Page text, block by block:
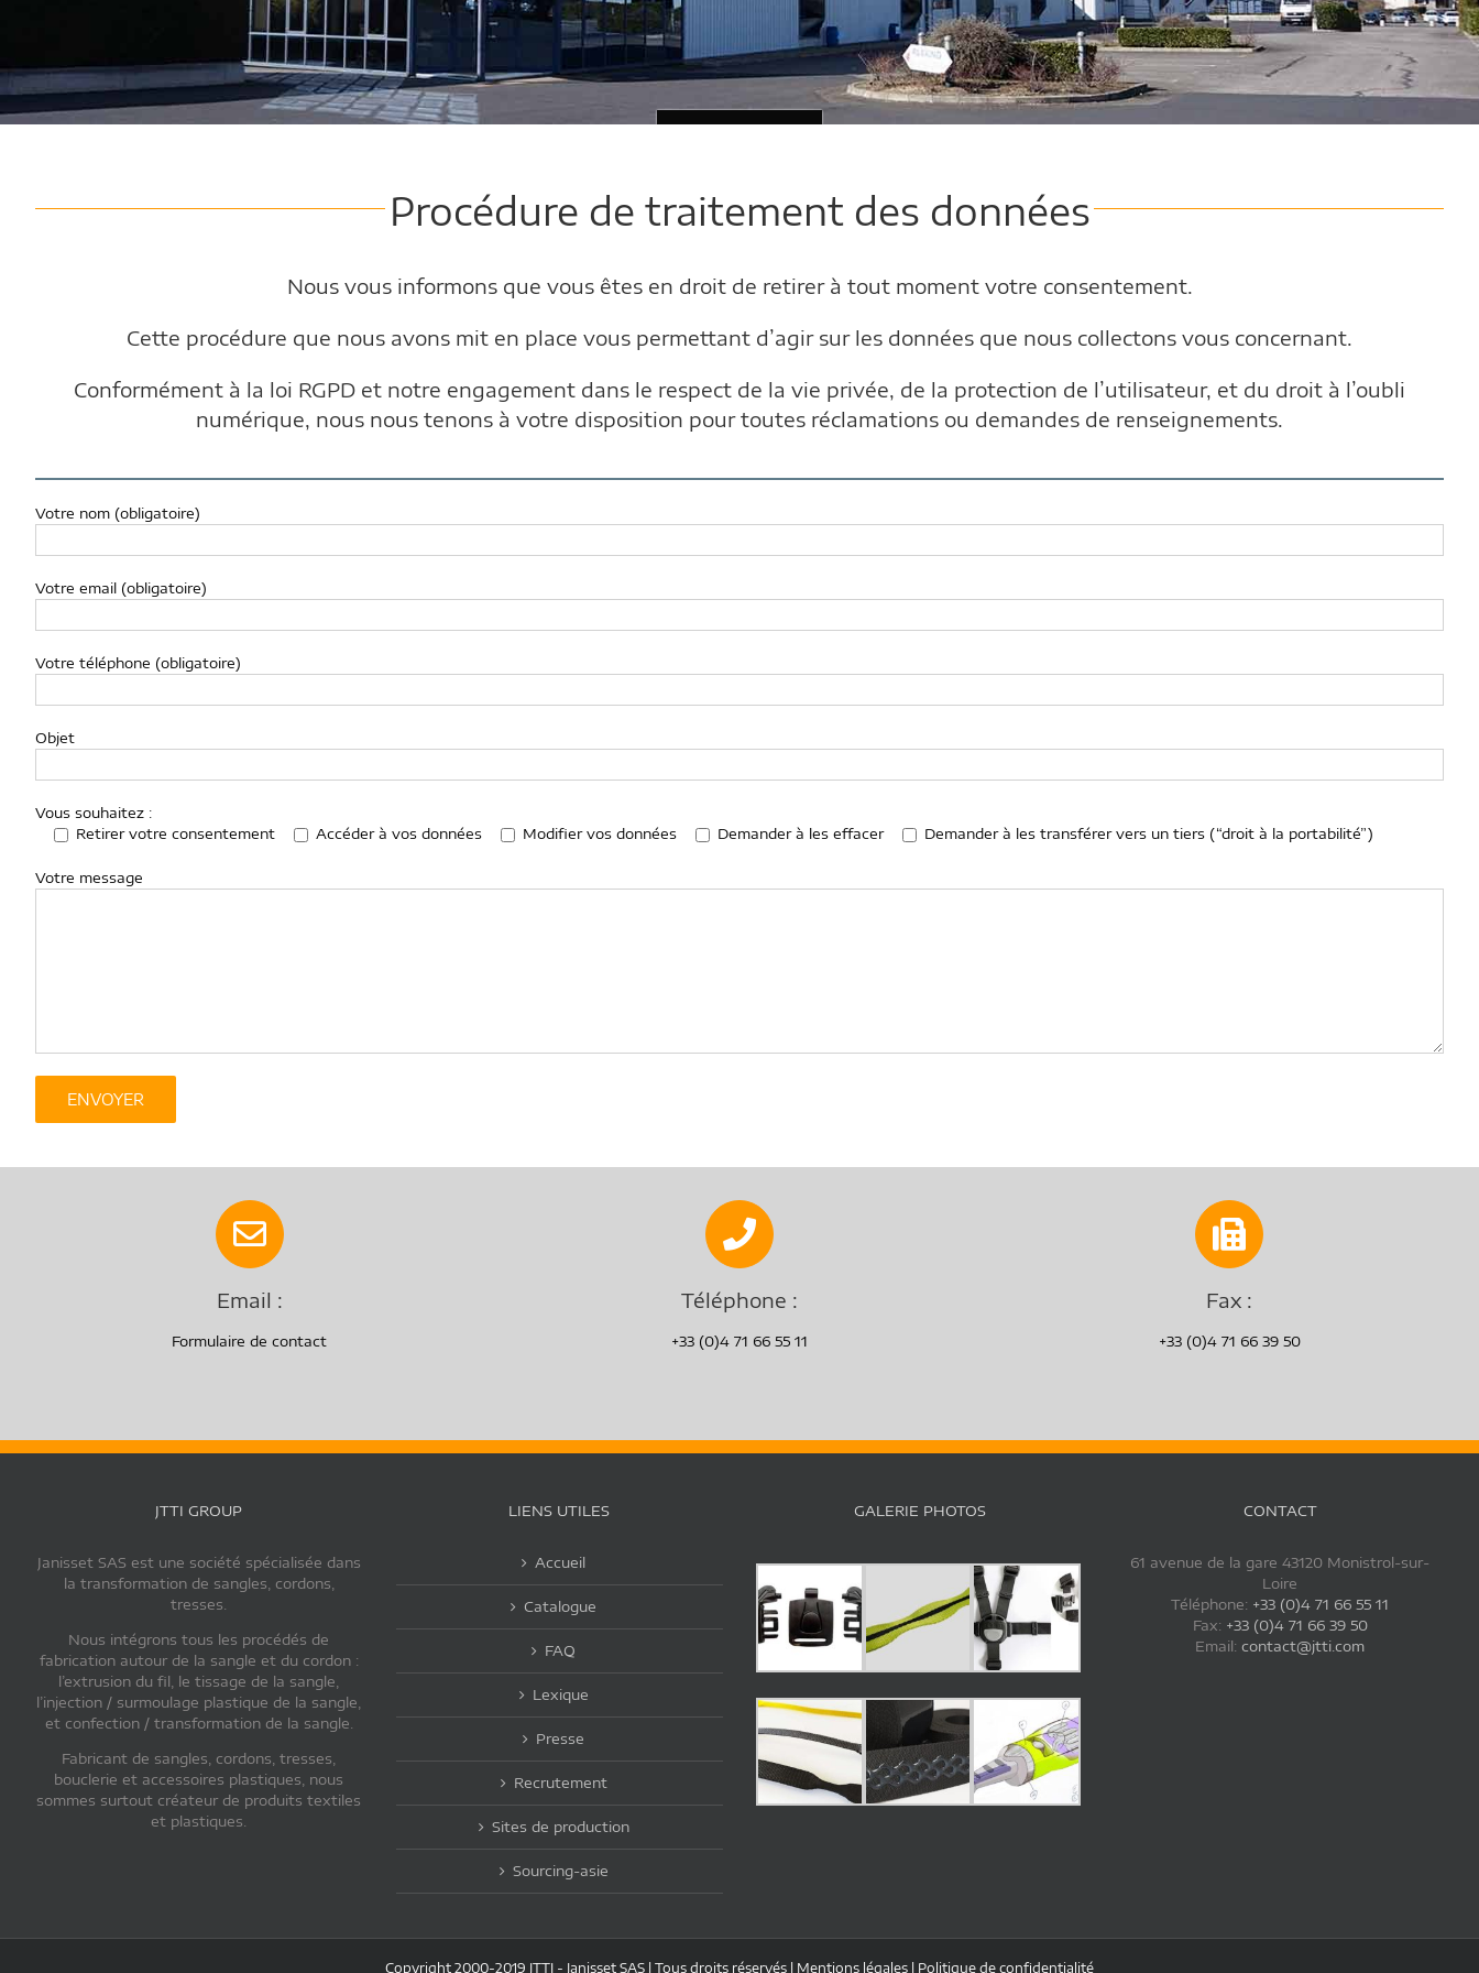
Procédure de traitement des données
Nous vous informons que vous êtes en droit de retirer à tout moment votre consentement.
Cette procédure que nous avons mit en place vous permettant d’agir sur les données que nous collectons vous concernant.
Conformément à la loi RGPD et notre engagement dans le respect de la vie privée, de la protection de l’utilisateur, et du droit à l’oubli
numérique, nous nous tenons à votre disposition pour toutes réclamations ou demandes de renseignements.
Votre nom (obligatoire)
Votre email (obligatoire)
Votre téléphone (obligatoire)
Objet
Vous souhaitez :
Retirer votre consentement
Accéder à vos données Modifier vos données Demander à les effacer Demander à les transférer vers un tiers (“droit à la portabilité”)
Votre message
Email :
Formulaire de contact
Téléphone :
+33 (0)4 71 66 55 11
Fax :
+33 (0)4 71 66 39 50
JTTI GROUP
Janisset SAS est une société spécialisée dans
la transformation de sangles, cordons,
tresses.
Nous intégrons tous les procédés de
fabrication autour de la sangle et du cordon :
l’extrusion du fil, le tissage de la sangle,
l’injection / surmoulage plastique de la sangle,
et confection / transformation de la sangle.
Fabricant de sangles, cordons, tresses,
bouclerie et accessoires plastiques, nous
sommes surtout créateur de produits textiles
et plastiques.
LIENS UTILES
Accueil
Catalogue
FAQ
Lexique
Presse
Recrutement
Sites de production
Sourcing-asie
GALERIE PHOTOS CONTACT
61 avenue de la gare 43120 Monistrol-sur-
Loire
Téléphone: +33 (0)4 71 66 55 11
Fax: +33 (0)4 71 66 39 50
Email:contact@jtti.com
Copyright 2000-2019 JTTI - Janisset SAS | Tous droits réservés | Mentions légales Politique de confidentialité